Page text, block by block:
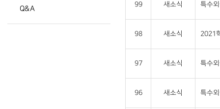
Q&A
99 새소식 특수
98 새소식 2021
97 새소식 특수
96 새소식 특수